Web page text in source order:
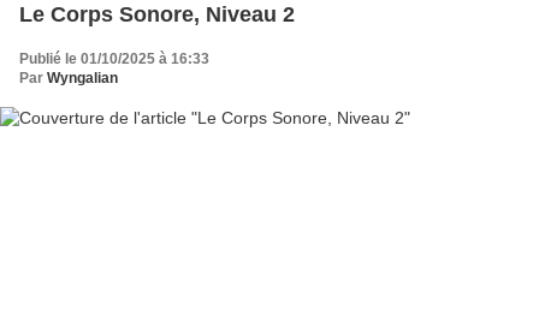
Le Corps Sonore, Niveau 2
Publié le 01/10/2025 à 16:33
Par Wyngalian